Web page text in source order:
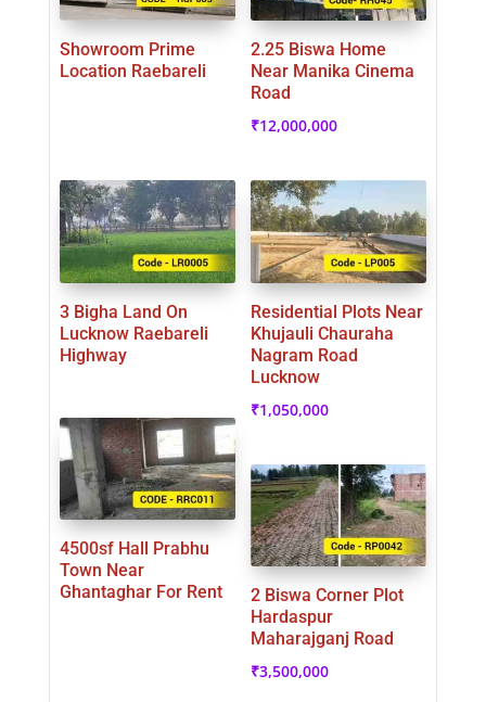
Showroom Prime
Location Raebareli
2.25 Biswa Home
Near Manika Cinema
Road
₹12,000,000
3 Bigha Land On
Lucknow Raebareli
Highway
Residential Plots Near
Khujauli Chauraha
Nagram Road
Lucknow
₹1,050,000
4500sf Hall Prabhu
Town Near
Ghantaghar For Rent
2 Biswa Corner Plot
Hardaspur
Maharajganj Road
₹3,500,000